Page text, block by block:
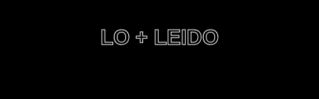
LO + LEIDO